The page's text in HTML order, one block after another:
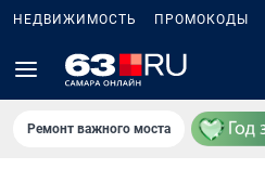
НЕДВИЖИМОСТЬ ПРОМОКОДЫ
Ремонт важного моста